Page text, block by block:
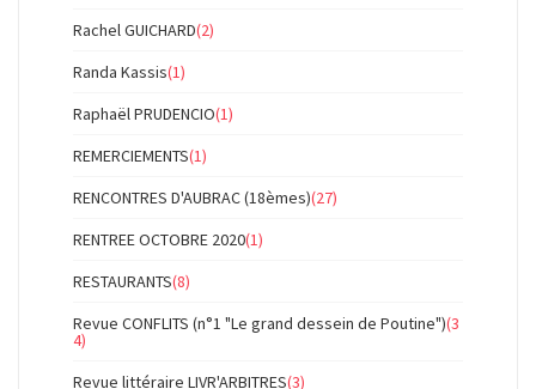
Rachel GUICHARD(2)
Randa Kassis(1)
Raphaël PRUDENCIO(1)
REMERCIEMENTS(1)
RENCONTRES D'AUBRAC (18èmes)(27)
RENTREE OCTOBRE 2020(1)
RESTAURANTS(8)
Revue CONFLITS (n°1 "Le grand dessein de Poutine")(3
4)
Revue littéraire LIVR'ARBITRES(3)